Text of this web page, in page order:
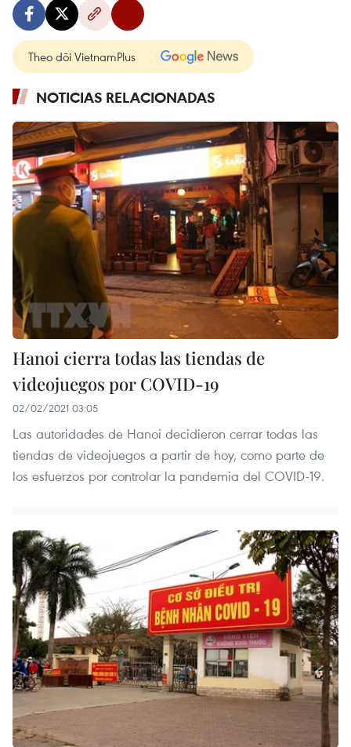
Theo dõi VietnamPlus
NOTICIAS RELACIONADAS
Hanoi cierra todas las tiendas de
videojuegos por COVID-19
02/02/2021 03:05
Las autoridades de Hanoi decidieron cerrar todas las
tiendas de videojuegos a partir de hoy, como parte de
los esfuerzos por controlar la pandemia del COVID-19.